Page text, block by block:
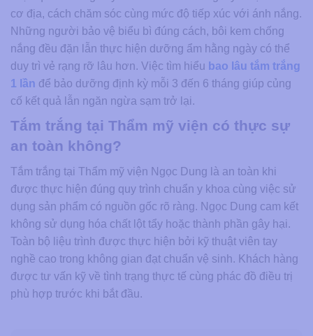
cơ địa, cách chăm sóc cùng mức độ tiếp xúc với ánh nắng.
Những người bảo vệ biểu bì đúng cách, bôi kem chống
nắng đều đặn lẫn thực hiện dưỡng ẩm hằng ngày có thể
duy trì vẻ rạng rỡ lâu hơn. Việc tìm hiểu bao lâu tắm trắng
1 lần để bảo dưỡng định kỳ mỗi 3 đến 6 tháng giúp củng
cố kết quả lẫn ngăn ngừa sạm trở lại.
Tắm trắng tại Thẩm mỹ viện có thực sự
an toàn không?
Tắm trắng tại Thẩm mỹ viện Ngọc Dung là an toàn khi
được thực hiện đúng quy trình chuẩn y khoa cùng việc sử
dụng sản phẩm có nguồn gốc rõ ràng. Ngọc Dung cam kết
không sử dụng hóa chất lột tẩy hoặc thành phần gây hại.
Toàn bộ liệu trình được thực hiện bởi kỹ thuật viên tay
nghề cao trong không gian đạt chuẩn vệ sinh. Khách hàng
được tư vấn kỹ về tình trạng thực tế cùng phác đồ điều trị
phù hợp trước khi bắt đầu.